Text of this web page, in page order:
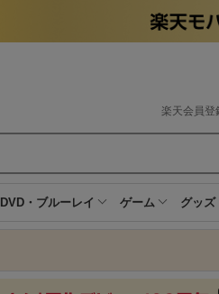
楽天会員登
DVD・ブルーレイ ゲーム グッズ